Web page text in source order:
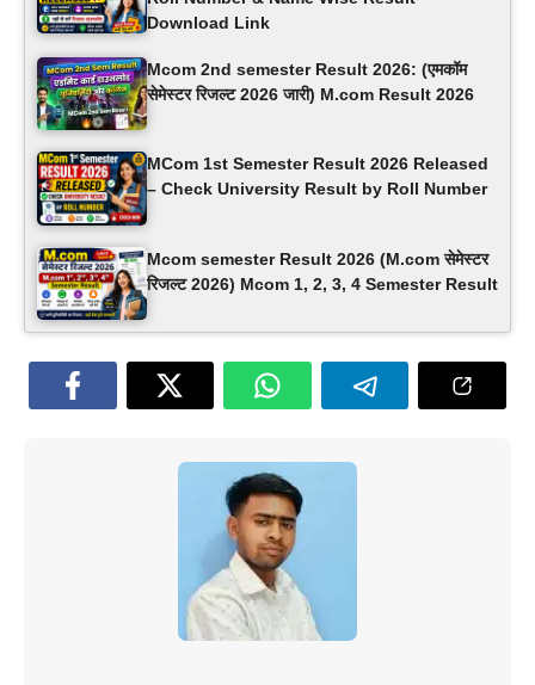
Download Link
Mcom 2nd semester Result 2026: (एमकॉम ​​
सेमेस्टर रिजल्ट 2026 जारी) M.com Result 2026
MCom 1st Semester Result 2026 Released
– Check University Result by Roll Number
Mcom semester Result 2026 (M.com सेमेस्टर
रिजल्ट 2026) Mcom 1, 2, 3, 4 Semester Result